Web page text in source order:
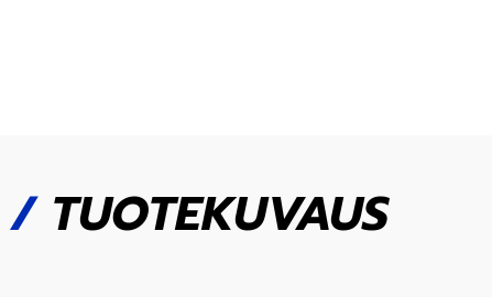
/TUOTEKUVAUS